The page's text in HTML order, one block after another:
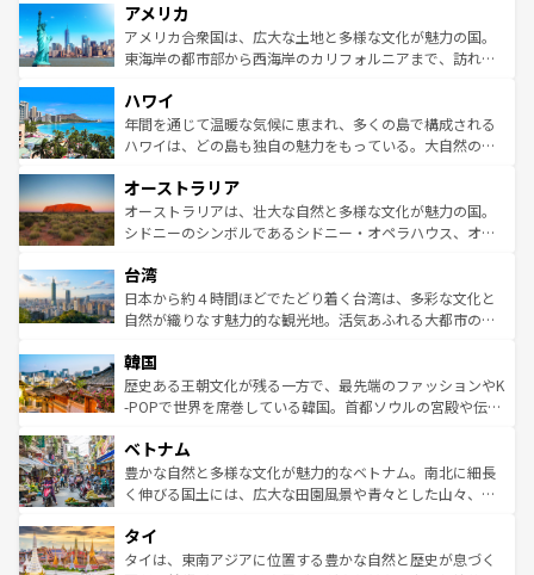
ンツ一覧を参照してほしい。
の建物がそのまま残る町や、スイスならではのユニークな
博物館もあり、アルプス観光だけでなく町歩きも満喫する
ことができる。国民の所得が高いため物価も高いが、旅行
ば市内交通費無料で観光を楽しむこともできる。 なお、新
着のスイス情報はコンテンツ一覧 を参照してほしい。
アメリカ
アメリカ合衆国は、広大な土地と多様な文化が魅力の国。
東海岸の都市部から西海岸のカリフォルニアまで、訪れる
のような巨大都市は、観光、ショッピング、エンターテイ
ンメントが詰まった刺激的なスポットだ。一方、アメリカ
西部には大自然が広がり、グランドキャニオンやイエロー
部のニューオーリンズでは、音楽と美食が融合した独特の
文化が魅力。旅行者はアメリカの各地域で異なる魅力を楽
しみながら、その多様性と豊かな歴史を感じることができ
ならではの贅沢な旅のスタイルだ。 なお、新着のアメリカ
情報はコンテンツ一覧を参照してほしい。
ハワイ
年間を通じて温暖な気候に恵まれ、多くの島で構成される
ハワイは、どの島も独自の魅力をもっている。大自然の神
ワイ島は見逃せない。また、定番の観光地といえばオアフ
島だが、静かな自然を求めるならマウイ島やカウアイ島が
おすすめ。エメラルドグリーンに輝く海をはじめ、豊かな
れるおもてなしの心で訪れる人々を迎えてくれるハワイの
人々、おいしいローカルフードやハワイアンミュージッ
ク、伝統的なフラダンスなど、すべてがハワイの魅力を彩
ワイを、存分に味わってほしい。 なお、新着のハワイ情報
はコンテンツ一覧を参照してほしい。
オーストラリア
オーストラリアは、壮大な自然と多様な文化が魅力の国。
シドニーのシンボルであるシドニー・オペラハウス、オー
リアリーフや大陸中央部にそびえるウルル（エアーズロッ
ク）、タスマニアの美しい原生林やケアンズの熱帯雨林な
ど、見どころがたくさん。また、カフェやワイン、オージ
いる。アクティビティも充実しており、サーフィンやダイ
ビング、ハイキングなど、アウトドア好きにはたまらな
い。オーストラリアの多彩な魅力を存分に味わいつくそ
参照してほしい。
台湾
日本から約４時間ほどでたどり着く台湾は、多彩な文化と
自然が織りなす魅力的な観光地。活気あふれる大都市の台
ン）、静ひつな山岳地帯である台湾東部など、都市の喧騒
と山間の静けさが共存しており、訪れる人に新しい発見と
驚きをもたらしてくれる。また、奥深い台湾の食文化も魅
容にもいいと評判のスイーツなど、バラエティ豊かな料理
が味わえる。 なお、新着の台湾情報は コンテンツ一覧を参
照してほしい。
韓国
歴史ある王朝文化が残る一方で、最先端のファッションやK
-POPで世界を席巻している韓国。首都ソウルの宮殿や伝統
き、地方に足を延ばせば四季折々の自然美を楽しむことが
できる。そして、キムチや焼肉、絶品のストリートフード
まで、さまざまな韓国料理が待っている。夜には、韓国な
リティに包まれながら、韓国の多彩な魅力を心ゆくまで味
わってみてほしい。 なお、新着の韓国情報はコンテンツ一
ベトナム
豊かな自然と多様な文化が魅力的なベトナム。南北に細長
く伸びる国土には、広大な田園風景や青々とした山々、世
急速な発展と共に伝統が息づく。ハノイの古い町並みやホ
ーチミン市のフランス統治時代の建物も、独特の雰囲気を
タイ
タイは、東南アジアに位置する豊かな自然と歴史が息づく